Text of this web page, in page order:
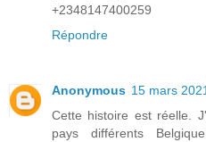
+2348147400259
Répondre
Anonymous 15 mars
Cette histoire est réelle.
pays différents